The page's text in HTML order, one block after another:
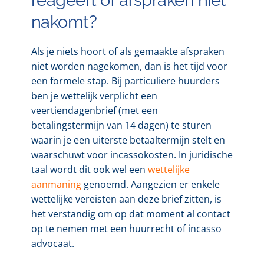
nakomt?
Als je niets hoort of als gemaakte afspraken
niet worden nagekomen, dan is het tijd voor
een formele stap. Bij particuliere huurders
ben je wettelijk verplicht een
veertiendagenbrief (met een
betalingstermijn van 14 dagen) te sturen
waarin je een uiterste betaaltermijn stelt en
waarschuwt voor incassokosten. In juridische
taal wordt dit ook wel een wettelijke
aanmaninggenoemd. Aangezien er enkele
wettelijke vereisten aan deze brief zitten, is
het verstandig om op dat moment al contact
op te nemen met een huurrecht of incasso
advocaat.